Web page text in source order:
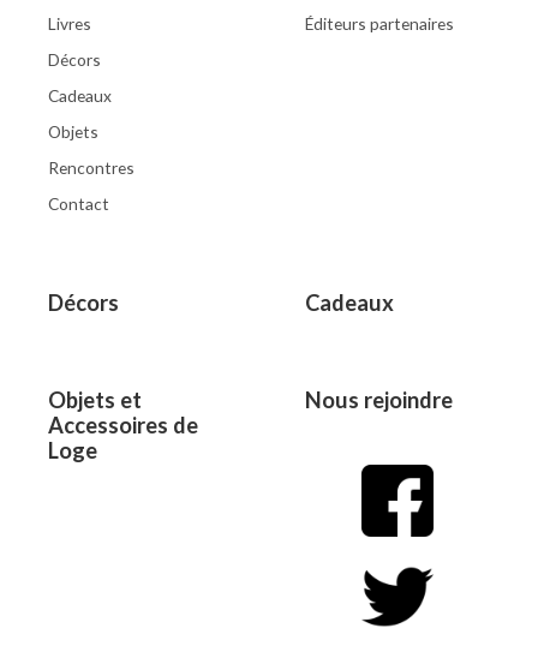
Livres
Décors
Cadeaux
Objets
Rencontres
Contact
Éditeurs partenaires
Décors Cadeaux
Objets et
Accessoires de
Loge
Nous rejoindre